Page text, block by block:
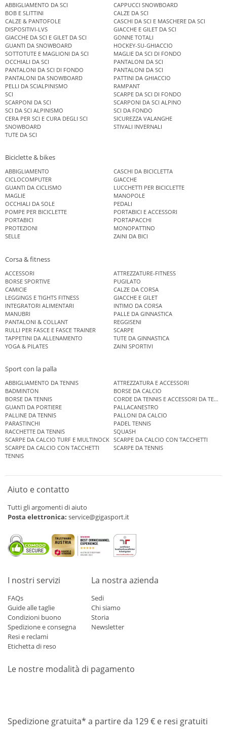
ABBIGLIAMENTO DA SCI
CAPPUCCI SNOWBOARD
BOB E SLITTINI
CALZE DA SCI
CALZE & PANTOFOLE
CASCHI DA SCI E MASCHERE DA SCI
DISPOSITIVI-LVS
GIACCHE E GILET DA SCI
GIACCHE DA SCI E GILET DA SCI
GONNE TOTALI
GUANTI DA SNOWBOARD
HOCKEY-SU-GHIACCIO
SOTTOTUTE E MAGLIONI DA SCI
MAGLIE DA SCI DI FONDO
OCCHIALI DA SCI
PANTALONI DA SCI
PANTALONI DA SCI DI FONDO
PANTALONI DA SCI
PANTALONI DA SNOWBOARD
PATTINI DA GHIACCIO
PELLI DA SCIALPINISMO
RAMPANT
SCI
SCARPE DA SCI DI FONDO
SCARPONI DA SCI
SCARPONI DA SCI ALPINO
SCI DA SCI ALPINISMO
SCI DA FONDO
CERA PER SCI E CURA DEGLI SCI
SICUREZZA VALANGHE
SNOWBOARD
STIVALI INVERNALI
TUTE DA SCI
Biciclette & bikes
ABBIGLIAMENTO
CASCHI DA BICICLETTA
CICLOCOMPUTER
GIACCHE
GUANTI DA CICLISMO
LUCCHETTI PER BICICLETTE
MAGLIE
MANOPOLE
OCCHIALI DA SOLE
PEDALI
POMPE PER BICICLETTE
PORTABICI E ACCESSORI
PORTABICI
PORTAPACCHI
PROTEZIONI
MONOPATTINO
SELLE
ZAINI DA BICI
Corsa & fitness
ACCESSORI
ATTREZZATURE-FITNESS
BORSE SPORTIVE
PUGILATO
CAMICIE
CALZE DA CORSA
LEGGINGS E TIGHTS FITNESS
GIACCHE E GILET
INTEGRATORI ALIMENTARI
INTIMO DA CORSA
MANUBRI
PALLE DA GINNASTICA
PANTALONI & COLLANT
REGGISENI
RULLI PER FASCE E FASCE TRAINER
SCARPE
TAPPETINI DA ALLENAMENTO
TUTE DA GINNASTICA
YOGA & PILATES
ZAINI SPORTIVI
Sport con la palla
ABBIGLIAMENTO DA TENNIS
ATTREZZATURA E ACCESSORI
BADMINTON
BORSE DA CALCIO
BORSE DA TENNIS
CORDE DA TENNIS E ACCESSORI DA TENNIS
GUANTI DA PORTIERE
PALLACANESTRO
PALLINE DA TENNIS
PALLONI DA CALCIO
PARASTINCHI
PADEL TENNIS
RACCHETTE DA TENNIS
SQUASH
SCARPE DA CALCIO TURF E MULTINOCK SCARPE DA CALCIO CON TACCHETTI
SCARPE DA CALCIO CON TACCHETTI
SCARPE DA TENNIS
TENNIS
Aiuto e contatto
Tutti gli argomenti di aiuto
Posta elettronica: service@gigasport.it
I nostri servizi
FAQs
Guide alle taglie
Condizioni buono
Spedizione e consegna
Resi e reclami
Etichetta di reso
La nostra azienda
Sedi
Chi siamo
Storia
Newsletter
Le nostre modalità di pagamento
Spedizione gratuita* a partire da 129 € e resi gratuiti